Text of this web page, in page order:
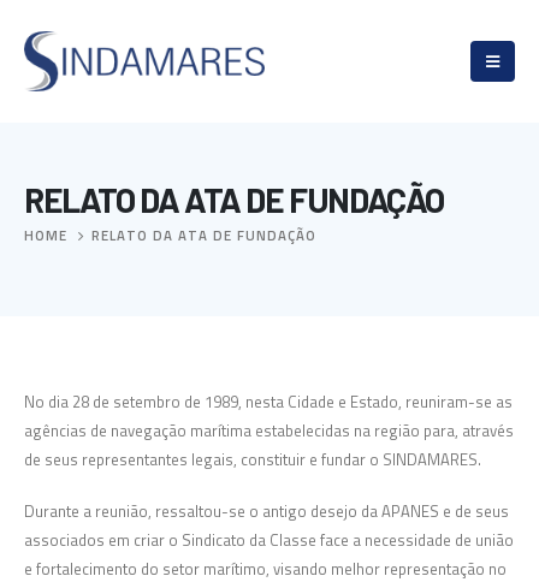
RELATO DA ATA DE FUNDAÇÃO
HOME RELATO DA ATA DE FUNDAÇÃO
No dia 28 de setembro de 1989, nesta Cidade e Estado, reuniram-se as
agências de navegação marítima estabelecidas na região para, através
de seus representantes legais, constituir e fundar o SINDAMARES.
Durante a reunião, ressaltou-se o antigo desejo da APANES e de seus
associados em criar o Sindicato da Classe face a necessidade de união
e fortalecimento do setor marítimo, visando melhor representação no